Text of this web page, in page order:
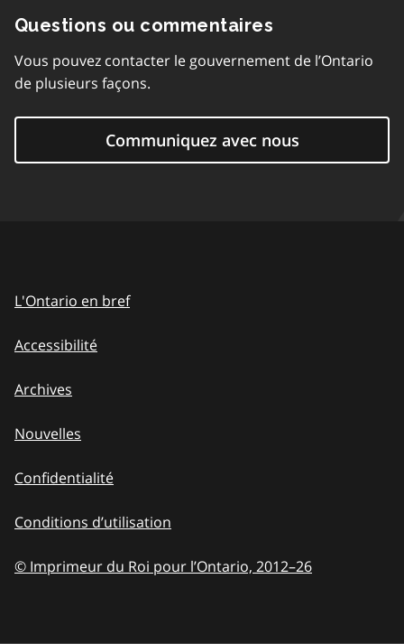
Questions ou commentaires
Vous pouvez contacter le gouvernement de l’Ontario
de plusieurs façons.
Communiquez avec nous
L'Ontario en bref
Accessibilité
Archives
Nouvelles
Confidentialité
Conditions d’utilisation
© Imprimeur du Roi pour l’Ontario, 2012–to
26